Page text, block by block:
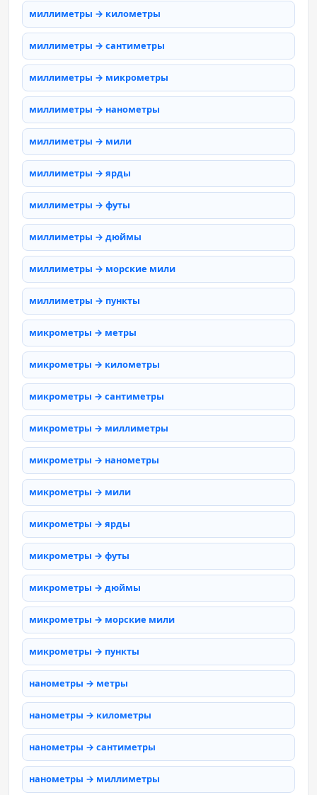
миллиметры → километры
миллиметры → сантиметры
миллиметры → микрометры
миллиметры → нанометры
миллиметры → мили
миллиметры → ярды
миллиметры → футы
миллиметры → дюймы
миллиметры → морские мили
миллиметры → пункты
микрометры → метры
микрометры → километры
микрометры → сантиметры
микрометры → миллиметры
микрометры → нанометры
микрометры → мили
микрометры → ярды
микрометры → футы
микрометры → дюймы
микрометры → морские мили
микрометры → пункты
нанометры → метры
нанометры → километры
нанометры → сантиметры
нанометры → миллиметры